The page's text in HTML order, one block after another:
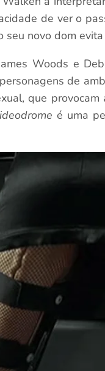
de ver o
seu novo dom
Woods e
de
que
é uma